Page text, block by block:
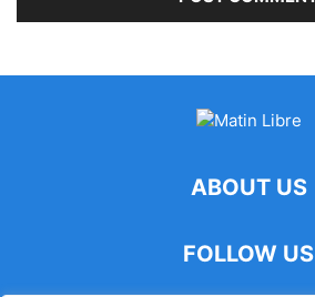
ABOUT US
FOLLOW US